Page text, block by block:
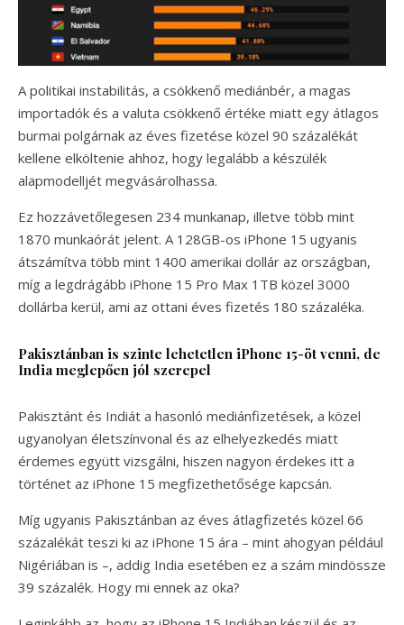
A politikai instabilitás, a csökkenő mediánbér, a magas
importadók és a valuta csökkenő értéke miatt egy átlagos
burmai polgárnak az éves fizetése közel 90 százalékát
kellene elköltenie ahhoz, hogy legalább a készülék
alapmodelljét megvásárolhassa.
Ez hozzávetőlegesen 234 munkanap, illetve több mint
1870 munkaórát jelent. A 128GB-os iPhone 15 ugyanis
átszámítva több mint 1400 amerikai dollár az országban,
míg a legdrágább iPhone 15 Pro Max 1TB közel 3000
dollárba kerül, ami az ottani éves fizetés 180 százaléka.
Pakisztánban is szinte lehetetlen iPhone 15-öt venni, de
India meglepően jól szerepel
Pakisztánt és Indiát a hasonló mediánfizetések, a közel
ugyanolyan életszínvonal és az elhelyezkedés miatt
érdemes együtt vizsgálni, hiszen nagyon érdekes itt a
történet az iPhone 15 megfizethetősége kapcsán.
Míg ugyanis Pakisztánban az éves átlagfizetés közel 66
százalékát teszi ki az iPhone 15 ára – mint ahogyan például
Nigériában is –, addig India esetében ez a szám mindössze
39 százalék. Hogy mi ennek az oka?